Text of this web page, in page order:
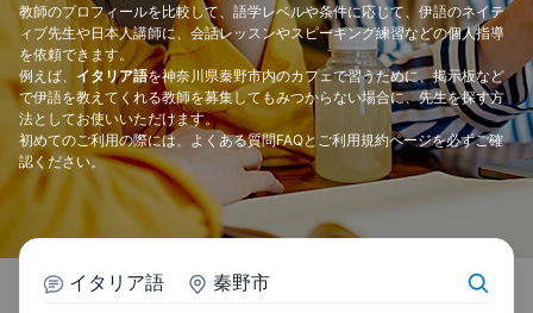
教師のプロフィールを比較して、語学レベルや条件に応じて、伊語のネイテ
ィブ先生や日本人講師に、会話レッスンやスピーキング練習などの個人指導
を依頼できます。
例えば、 イタリア語を神奈川県秦野市内のカフェで習うために、掲示板など
で伊語を教えてくれる教師を募集してもみつからない場合に、先生を探す方
法としてお使いいただけます。
初めてのご利用の際には、 よくある質問FAQと ご利用規約ページを必ずご確
認ください。
イタリア語 秦野市